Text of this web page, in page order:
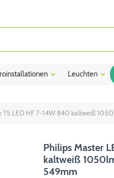
Leuchten
T5 LED HF 7-14W 840 kaltweiß
Philips Master
kaltweiß
549mm